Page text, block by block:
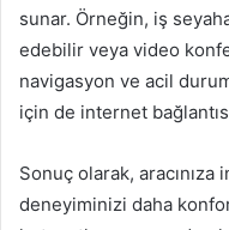
sunar. Örneğin, iş
edebilir veya video
navigasyon ve acil
için de internet
Sonuç olarak, aracınıza
deneyiminizi daha